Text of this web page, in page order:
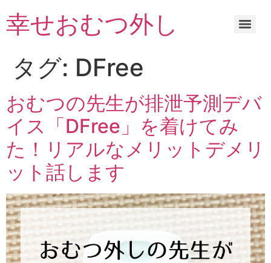
幸せおむつ外し
タグ: DFree
おむつの先生が排泄予測デバ
イス「DFree」を着けてみ
た！リアルなメリットデメリ
ット話します